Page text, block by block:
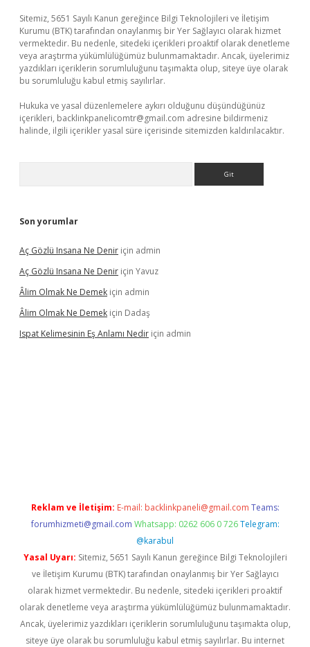
Sitemiz, 5651 Sayılı Kanun gereğince Bilgi Teknolojileri ve İletişim
Kurumu (BTK) tarafından onaylanmış bir Yer Sağlayıcı olarak hizmet
vermektedir. Bu nedenle, sitedeki içerikleri proaktif olarak denetleme
veya araştırma yükümlülüğümüz bulunmamaktadır. Ancak, üyelerimiz
yazdıkları içeriklerin sorumluluğunu taşımakta olup, siteye üye olarak
bu sorumluluğu kabul etmiş sayılırlar.
Hukuka ve yasal düzenlemelere aykırı olduğunu düşündüğünüz
içerikleri, backlinkpanelicomtr@gmail.com adresine bildirmeniz
halinde, ilgili içerikler yasal süre içerisinde sitemizden kaldırılacaktır.
Son yorumlar
Aç Gözlü Insana Ne Denir için admin
Aç Gözlü Insana Ne Denir için Yavuz
Âlim Olmak Ne Demek için admin
Âlim Olmak Ne Demek için Dadaş
Ispat Kelimesinin Eş Anlamı Nedir için admin
Reklam ve İletişim: E-mail: backlinkpaneli@gmail.com Teams:
forumhizmeti@gmail.com Whatsapp: 0262 606 0 726 Telegram:
@karabul
Yasal Uyarı: Sitemiz, 5651 Sayılı Kanun gereğince Bilgi Teknolojileri
ve İletişim Kurumu (BTK) tarafından onaylanmış bir Yer Sağlayıcı
olarak hizmet vermektedir. Bu nedenle, sitedeki içerikleri proaktif
olarak denetleme veya araştırma yükümlülüğümüz bulunmamaktadır.
Ancak, üyelerimiz yazdıkları içeriklerin sorumluluğunu taşımakta olup,
siteye üye olarak bu sorumluluğu kabul etmiş sayılırlar. Bu internet